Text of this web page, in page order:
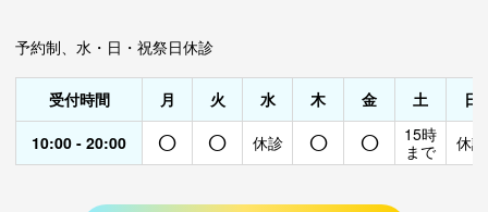
予約制、水・日・祝祭日休診
受付時間 月 火 水 木 金 土
日
10:00 - 20:00
○ ○ 休診 ○ ○
15時
まで
休診